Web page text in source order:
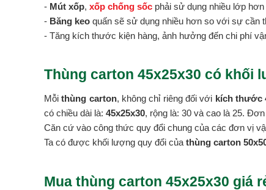
- Mút xốp, xốp chống sốc phải sử dụng nhiều lớp
- Băng keo quấn sẽ sử dụng nhiều hơn so với sự cần
- Tăng kích thước kiện hàng, ảnh hưởng đến chi phí
Thùng carton 45x25x30 có khối
Mỗithùng carton, không chỉ riêng đối với kích thước
có chiều dài là: 45x25x30, rộng là: 30 và cao là 25.
Căn cứ vào công thức quy đổi chung của các đơn vị
Ta có được khối lượng quy đổi của thùng carton
Mua thùng carton 45x25x30 giá